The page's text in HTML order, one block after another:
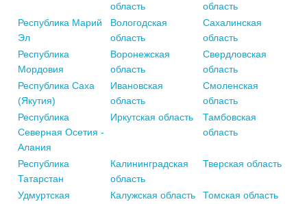
область
область
Республика Марий
Эл
Вологодская
область
Сахалинская
область
Республика
Мордовия
Воронежская
область
Свердловская
область
Республика Саха
(Якутия)
Ивановская
область
Смоленская
область
Республика
Северная Осетия -
Алания
Иркутская область
Тамбовская
область
Республика
Татарстан
Калининградская
область
Тверская область
Удмуртская
Калужская область Томская область